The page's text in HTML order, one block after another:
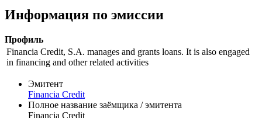
Цена
% от номинала
Информация по эмиссии
Профиль
Financia Credit, S.A. manages and grants loans. It is also engaged
in financing and other related activities